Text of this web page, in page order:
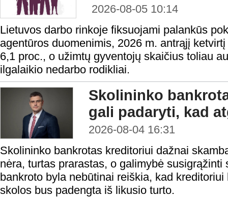
2026-08-05 10:14
Lietuvos darbo rinkoje fiksuojami palankūs
agentūros duomenimis, 2026 m. antrąjį
6,1 proc., o užimtų gyventojų skaičius toliau
ilgalaikio nedarbo rodikliai.
Skolininko
gali padaryti, kad
2026-08-04 16:31
Skolininko bankrotas kreditoriui dažnai
nėra, turtas prarastas, o galimybė susigrąžinti
bankroto byla nebūtinai reiškia, kad
skolos bus padengta iš likusio turto.